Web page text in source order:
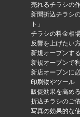
売れるチラシの
新聞折込チラシ
ト」
チラシの料金相
反響を上げたい
新規オープンす
新規オープンで
新店オープンに
印刷物やツール
販促効果を高め
折込チラシのご
写真の効果的な